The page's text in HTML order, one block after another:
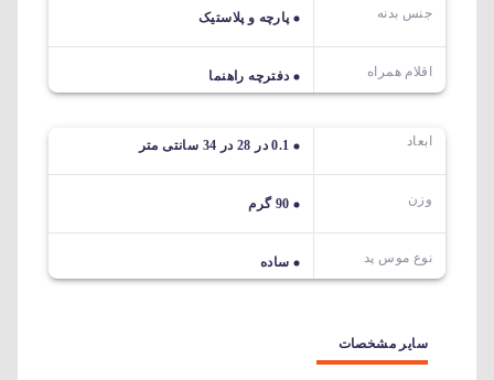
جنس بدنه پارچه و پلاستیک
اقلام همراه دفترچه راهنما
ابعاد 0.1 در 28 در 34 سانتی متر
وزن 90 گرم
نوع موس پد ساده
سایر مشخصات